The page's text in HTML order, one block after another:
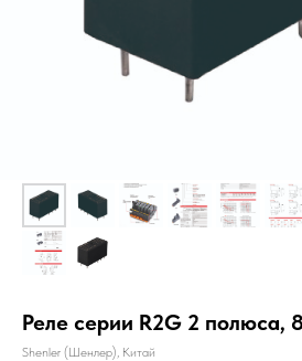
Реле серии R2G 2 полюса,
Shenler (Шенлер), Китай